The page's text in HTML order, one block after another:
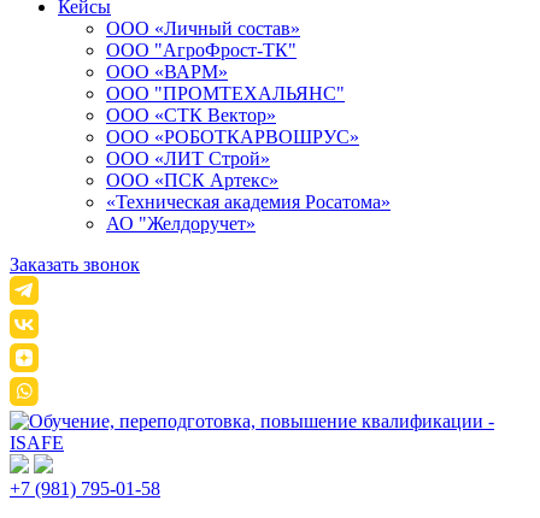
Кейсы
ООО «Личный состав»
ООО "АгроФрост-ТК"
ООО «ВАРМ»
ООО "ПРОМТЕХАЛЬЯНС"
ООО «СТК Вектор»
ООО «РОБОТКАРВОШРУС»
ООО «ЛИТ Строй»
ООО «ПСК Артекс»
«Техническая академия Росатома»
АО "Желдоручет»
Заказать звонок
+7 (981) 795-01-58